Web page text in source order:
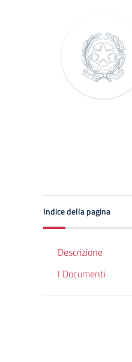
Indice della pagina
Descrizione
I Documenti